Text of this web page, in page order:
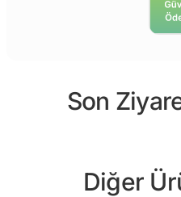
Son
Diğer